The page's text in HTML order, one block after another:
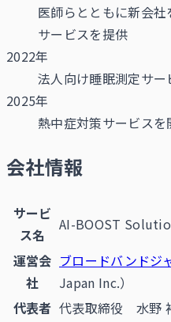
医師らとともに新会
サービスを提供
2022年
法人向け睡眠測定サー
2025年
熱中症対策サービスを
会社情報
サービ
ス名
AI-BOOST
運営会
社
ブロードバンドジ
Japan Inc.）
代表者 代表取締役 水野